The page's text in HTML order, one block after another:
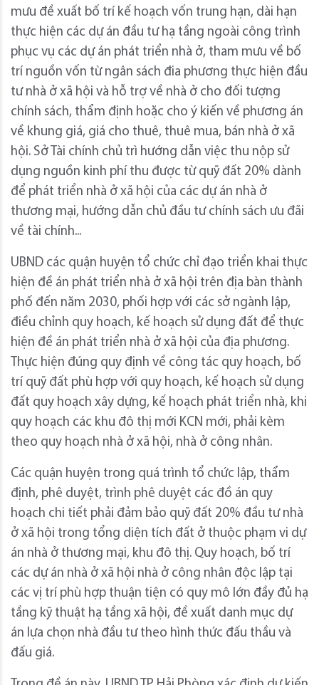
mưu đề xuất bố trí kế hoạch vốn trung hạn, dài hạn
thực hiện các dự án đầu tư hạ tầng ngoài công trình
phục vụ các dự án phát triển nhà ở, tham mưu về bố
trí nguồn vốn từ ngân sách đia phương thực hiện đầu
tư nhà ở xã hội và hỗ trợ về nhà ở cho đối tượng
chính sách, thẩm định hoặc cho ý kiến về phương án
về khung giá, giá cho thuê, thuê mua, bán nhà ở xã
hội. Sở Tài chính chủ trì hướng dẫn việc thu nộp sử
dụng nguồn kinh phí thu được từ quỹ đất 20% dành
để phát triển nhà ở xã hội của các dự án nhà ở
thương mại, hướng dẫn chủ đầu tư chính sách ưu đãi
về tài chính...
UBND các quận huyện tổ chức chỉ đạo triển khai thực
hiện đề án phát triển nhà ở xã hội trên địa bàn thành
phố đến năm 2030, phối hợp với các sở ngành lập,
điều chỉnh quy hoạch, kế hoạch sử dụng đất để thực
hiện đề án phát triển nhà ở xã hội của địa phương.
Thực hiện đúng quy định về công tác quy hoạch, bố
trí quỹ đất phù hợp với quy hoạch, kế hoạch sử dụng
đất quy hoạch xây dựng, kế hoạch phát triển nhà, khi
quy hoạch các khu đô thị mới KCN mới, phải kèm
theo quy hoạch nhà ở xã hội, nhà ở công nhân.
Các quận huyện trong quá trình tổ chức lập, thẩm
định, phê duyệt, trình phê duyệt các đồ án quy
hoạch chi tiết phải đảm bảo quỹ đất 20% đầu tư nhà
ở xã hội trong tổng diện tích đất ở thuộc phạm vi dự
án nhà ở thương mại, khu đô thị. Quy hoạch, bố trí
các dự án nhà ở xã hội nhà ở công nhân độc lập tại
các vị trí phù hợp thuận tiện có quy mô lớn đầy đủ hạ
tầng kỹ thuật hạ tầng xã hội, đề xuất danh mục dự
án lựa chọn nhà đầu tư theo hình thức đấu thầu và
đấu giá.